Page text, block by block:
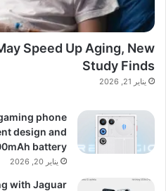
Speed Up Aging, New
Study Finds
يناير 21, 2026
phone
design and
battery
يناير 20, 2026
with Jaguar?